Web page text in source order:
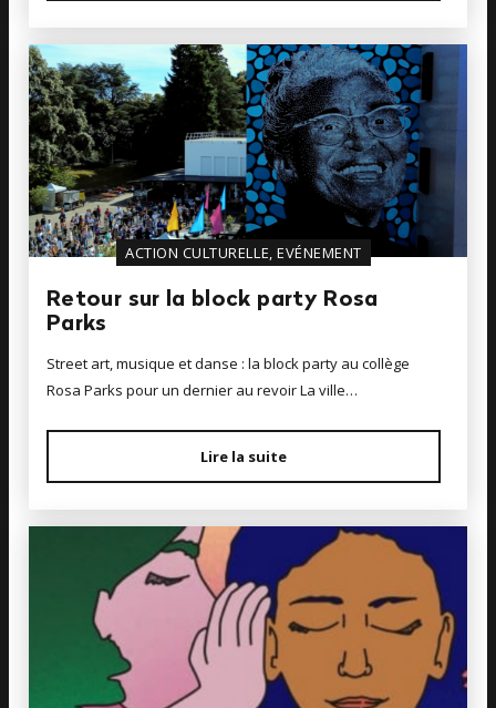
ACTION CULTURELLE, EVÉNEMENT
Retour sur la block party Rosa
Parks
Street art, musique et danse : la block party au collège
Rosa Parks pour un dernier au revoir La ville…
Lire la suite